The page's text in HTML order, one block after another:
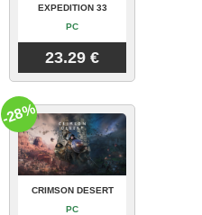
EXPEDITION 33
PC
23.29 €
CRIMSON DESERT
PC
-28%